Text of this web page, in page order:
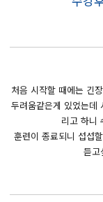
처음 시작할 때에는 긴
두려움같은게 있었는데
리고 하니
훈련이 종료되니 섭섭
듣고
생성형AI
BIM 건축설계 및 실내건축
React, Veu 프레임워크 기
반응형/웹퍼블리셔/프론
자바(Java)기반 JSP/스프